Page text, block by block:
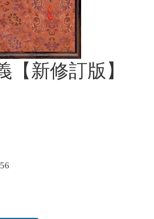
【新修訂版】